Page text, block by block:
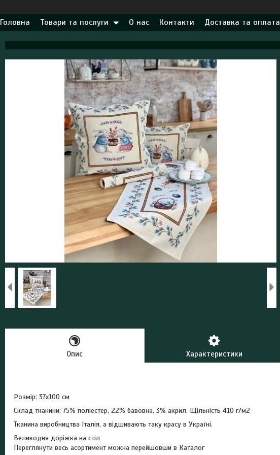
Головна Товари та послуги О нас Контакти Доставка та оплата
Опис Характеристики
Розмір: 37х100 см
Склад тканини: 75% поліестер, 22% бавовна, 3% акрил. Щільність 410 г/м2
Тканина виробництва Італія, а відшивають таку красу в Україні.
Великодня доріжка на стіл
Переглянути весь асортимент можна перейшовши в Каталог